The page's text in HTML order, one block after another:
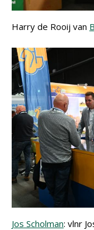
Harry de Rooij van
Jos Scholman: vlnr